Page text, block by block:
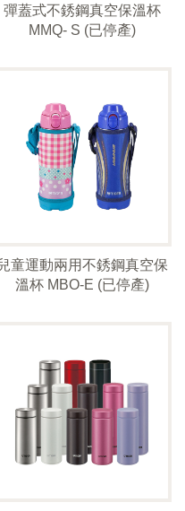
彈蓋式不銹鋼真空保溫杯
MMQ- S (已停產)
童運動兩用不銹鋼真空保
溫杯 MBO-E (已停產)